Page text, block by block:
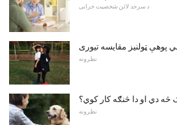
د سرحد لائن شخصیت خرابی
پوهې ټولنیز مقایسه تیوری
نظرونه
څه دي او دا څنګه کار کوي؟
نظرونه